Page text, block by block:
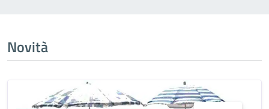
Novità